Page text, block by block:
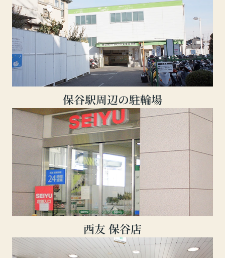
保谷駅周辺の駐輪場
西友 保谷店